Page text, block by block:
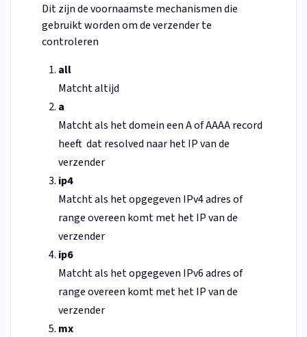
Dit zijn de voornaamste mechanismen die
gebruikt worden om de verzender te
controleren
all
Matcht altijd
a
Matcht als het domein een A of AAAA record
heeft dat resolved naar het IP van de
verzender
ip4
Matcht als het opgegeven IPv4 adres of
range overeen komt met het IP van de
verzender
ip6
Matcht als het opgegeven IPv6 adres of
range overeen komt met het IP van de
verzender
mx